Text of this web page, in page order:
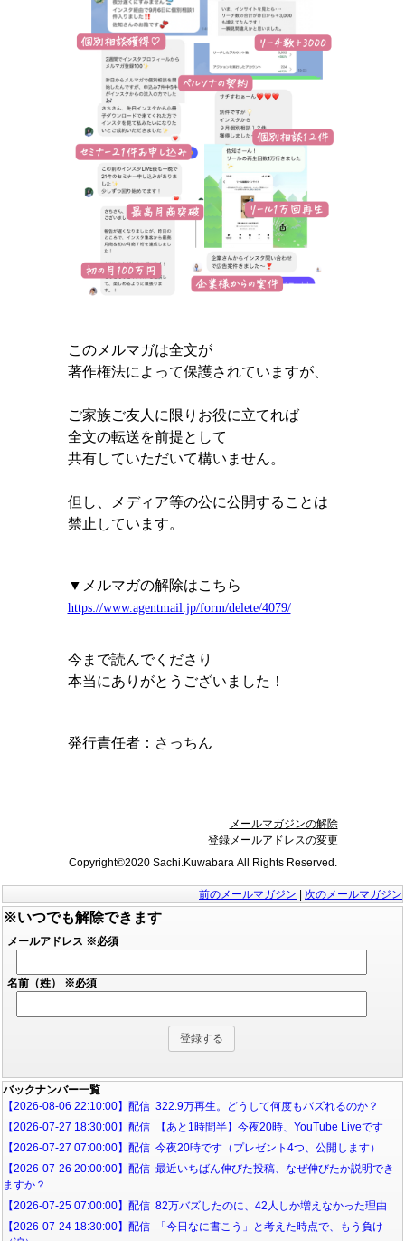
このメルマガは全文が
著作権法によって保護されていますが、
ご家族ご友人に限りお役に立てれば
全文の転送を前提として
共有していただいて構いません。
但し、メディア等の公に公開することは
禁止しています。
▼メルマガの解除はこちら
https://www.agentmail.jp/form/delete/4079/
今まで読んでくださり
本当にありがとうございました！
発行責任者： さっちん
メールマガジンの解除
登録メールアドレスの変更
Copyright©2020 Sachi.Kuwabara All Rights Reserved.
前のメールマガジン 次のメールマガジン
※いつでも解除できます
メールアドレス ※必須
名前（姓） ※必須
バックナンバー一覧
【2026-08-06 22:10:00】配信 322.9万再生。どうして何度もバズれるのか？
【2026-07-27 18:30:00】配信 【あと1時間半】今夜20時、YouTube Liveです
【2026-07-27 07:00:00】配信 今夜20時です（プレゼント4つ、公開します）
【2026-07-26 20:00:00】配信 最近いちばん伸びた投稿、なぜ伸びたか説明でき
ますか？
【2026-07-25 07:00:00】配信 82万バズしたのに、42人しか増えなかった理由
【2026-07-24 18:30:00】配信 「今日なに書こう」と考えた時点で、もう負け